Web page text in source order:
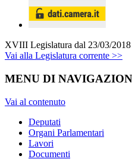
XVIII Legislatura dal 23/03/
Vai alla Legislatura corrente >>
MENU DI
Vai al contenuto
Deputati
Organi Parlamentari
Lavori
Documenti